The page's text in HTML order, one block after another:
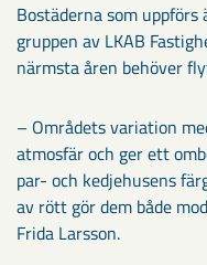
Bostäderna som
gruppen av LKAB
närmsta åren behöver
– Områdets variation
atmosfär och ger ett
par- och kedjehusens
av rött gör dem både
Frida Larsson.